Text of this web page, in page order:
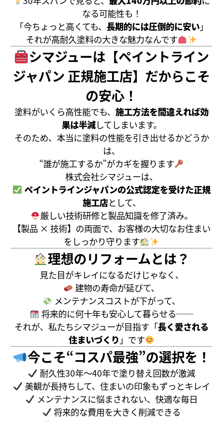
なる可能性も！
「今ちょっと高くても、 長期的には圧倒的に安い」
それが高耐久塗料の大きな魅力なんです
シマジューは【ペイントライン
ジャパン 正規施工店】だからこそ
の安心！
塗料がいくら高性能でも、 施工方法を間違えれば効
果は半減してしまいます。
そのため、本当に塗料の性能を引き出せるかどうか
は、
“誰が施工するか”がカギを握ります
株式会社シマジューは、
ペイントラインジャパンの公式認定を受けた正規
施工店として、
厳しい技術研修と製品知識を修了済み。
【製品 × 技術】の両面で、お客様の大切なお住まい
をしっかり守ります
理想のリフォームとは？
見た目がキレイになるだけじゃなく、
建物の寿命が延びて、
メンテナンスコストが下がって、
将来的に何十年も安心して暮らせる──
それが、私たちシマジューが目指す「長く愛される
住まいづくり 」です
今こそ“コスパ最強”の選択を！
耐久性30年〜40年で塗り替え回数が激減
美観が長持ちして、住まいの印象もずっとキレイ
メンテナンスに悩まされない、快適な毎日
将来的な費用を大きく削減できる